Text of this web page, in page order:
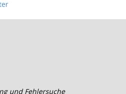
und Fehlersuche